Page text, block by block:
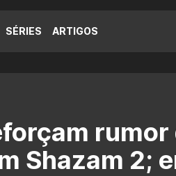
SÉRIES ARTIGOS
rumor
Shazam 2;